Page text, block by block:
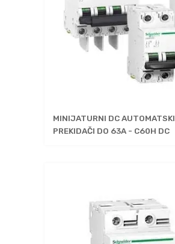
MINIJATURNI DC AUTOMATSKI
PREKIDAČI DO 63A - C60H DC